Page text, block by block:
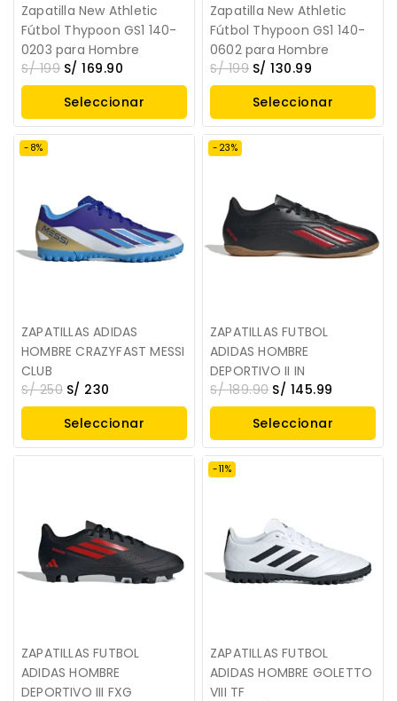
Zapatilla New Athletic
Fútbol Thypoon GS1 140-
0203 para Hombre
S/199 S/ 169.90
Seleccionar
Opciones
Zapatilla New Athletic
Fútbol Thypoon GS1 140-
0602 para Hombre
S/199 S/ 130.99
Seleccionar
Opciones
-8%
ZAPATILLAS ADIDAS
HOMBRE CRAZYFAST MESSI
CLUB
S/250 S/ 230
Seleccionar
Opciones
-23%
ZAPATILLAS FUTBOL
ADIDAS HOMBRE
DEPORTIVO II IN
S/189.90 S/ 145.99
Seleccionar
Opciones
ZAPATILLAS FUTBOL
ADIDAS HOMBRE
DEPORTIVO III FXG
-11%
ZAPATILLAS FUTBOL
ADIDAS HOMBRE GOLETTO
VIII TF